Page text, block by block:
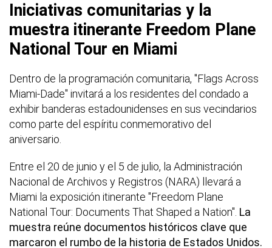
Iniciativas comunitarias y la
muestra itinerante Freedom Plane
National Tour en Miami
Dentro de la programación comunitaria, "Flags Across
Miami-Dade" invitará a los residentes del condado a
exhibir banderas estadounidenses en sus vecindarios
como parte del espíritu conmemorativo del
aniversario.
Entre el 20 de junio y el 5 de julio, la Administración
Nacional de Archivos y Registros (NARA) llevará a
Miami la exposición itinerante "Freedom Plane
National Tour: Documents That Shaped a Nation". La
muestra reúne documentos históricos clave que
marcaron el rumbo de la historia de Estados Unidos.